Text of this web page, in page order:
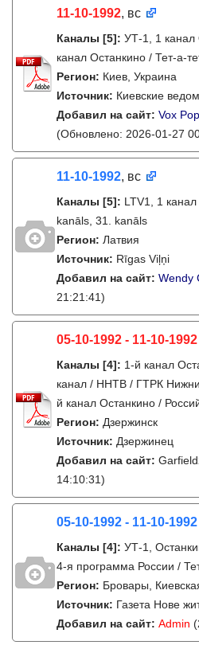
11-10-1992, вс
Каналы [5]: УТ-1, 1
канал Останкино / Тет-а-
Регион: Киев, Украина
Источник: Киевские
Добавил на сайт: Vox
(Обновлено: 2026-01-27
11-10-1992, вс
Каналы [5]: LTV1, 1
kanāls, 31. kanāls
Регион: Латвия
Источник: Rīgas Viļņi
Добавил на сайт: Wendy
21:21:41)
05-10-1992 - 11-10-1992
Каналы [4]: 1-й канал
канал / ННТВ / ГТРК
й канал Останкино /
Регион: Дзержинск
Источник: Дзержинец
Добавил на сайт:
14:10:31)
05-10-1992 - 11-10-1992
Каналы [4]: УТ-1,
4-я программа России /
Регион: Бровары,
Источник: Газета Нове
Добавил на сайт: Admin